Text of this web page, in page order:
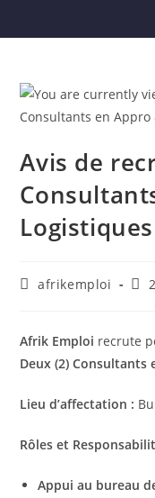
Avis de
afrikemploi
Afrik Emploi recrute
Deux (2)
Lieu d’affectation :
Rôles et
Appui au bureau